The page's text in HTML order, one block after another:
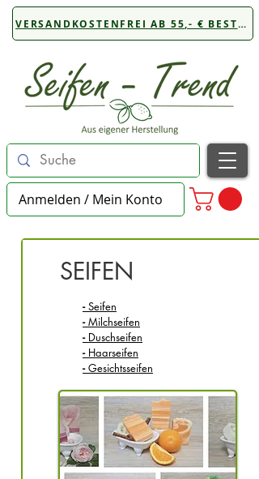
VERSANDKOSTENFREI AB 55,- € BESTELLWERT
Anmelden / Mein Konto
SEIFEN
-Seifen
-Milchseifen
- Duschseifen
- Haarseifen
-Gesichtsseifen